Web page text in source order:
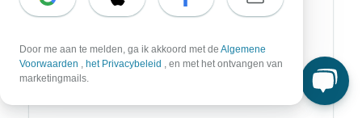
Spanje
Zweden
Door me aan te melden, ga ik akkoord met de Algemene
Voorwaarden , het Privacybeleid , en met het ontvangen van
marketingmails.